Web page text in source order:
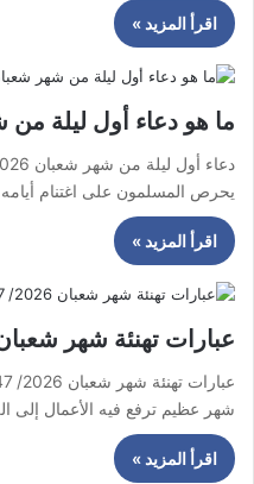
اقرأ المزيد »
ما هو دعاء أول ليلة من
يحرص المسلمون على اغتنام أيامه
اقرأ المزيد »
عبارات تهنئة شهر شعبان 2026/
شهر عظيم ترفع فيه الأعمال إلى
اقرأ المزيد »